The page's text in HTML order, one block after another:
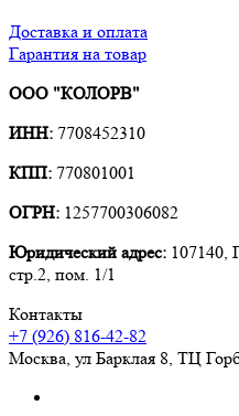
Доставка и оплата
Гарантия на товар
ООО "КОЛОРВ"
ИНН: 7708452310
КПП: 770801001
ОГРН: 1257700306082
Юридический адрес: 107140,
стр.2, пом. 1/1
Контакты
+7 (926) 816-42-82
Москва, ул Барклая 8, ТЦ